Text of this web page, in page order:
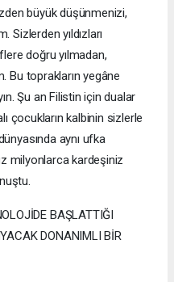
büyük düşünmenizi,
Sizlerden yıldızları
doğru yılmadan,
Bu toprakların yegâne
Şu an Filistin için dualar
çocukların kalbinin sizlerle
aynı ufka
milyonlarca kardeşiniz
BAŞLATTIĞI
DONANIMLI BİR